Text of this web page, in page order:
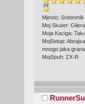
Mjesto: Srebrenik
Moj Skuter:
Moja Kaciga:
MojSetup:
mnogo jaka grana
MojSpuh: ZX-R